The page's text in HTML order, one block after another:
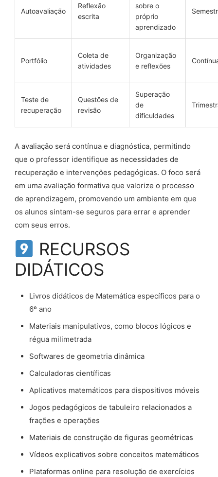
Autoavaliação
Reflexão
escrita
sobre o
próprio
aprendizado
Portfólio
Coleta de
atividades
Organização
e reflexões
Teste de
recuperação
Questões de
revisão
Superação
de
dificuldades
A avaliação será contínua e diagnóstica, permitindo
que o professor identifique as necessidades de
recuperação e intervenções pedagógicas. O foco será
em uma avaliação formativa que valorize o processo
de aprendizagem, promovendo um ambiente em que
os alunos sintam-se seguros para errar e aprender
com seus erros.
RECURSOS
DIDÁTICOS
Livros didáticos de Matemática específicos para o
6º ano
Materiais manipulativos, como blocos lógicos e
régua milimetrada
Softwares de geometria dinâmica
Calculadoras científicas
Aplicativos matemáticos para dispositivos móveis
Jogos pedagógicos de tabuleiro relacionados a
frações e operações
Materiais de construção de figuras geométricas
Vídeos explicativos sobre conceitos matemáticos
Plataformas online para resolução de exercícios